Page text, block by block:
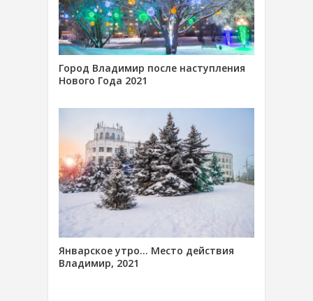
Город Владимир после наступления
Нового Года 2021
Январское утро… Место действия
Владимир, 2021